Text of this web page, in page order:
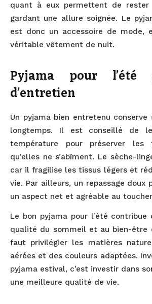
quant à eux permettent de
gardant une allure soignée. Le
est donc un accessoire de mode,
véritable vêtement de nuit.
Pyjama pour l’été
d’entretien
Un pyjama bien entretenu
longtemps. Il est conseillé de
température pour préserver
qu’elles ne s’abîment. Le sèche-
car il fragilise les tissus légers et
vie. Par ailleurs, un repassage doux
un aspect net et agréable au
Le bon pyjama pour l’été
qualité du sommeil et au bien-être
faut privilégier les matières
aérées et des couleurs adaptées.
pyjama estival, c’est investir dans
une meilleure qualité de vie.